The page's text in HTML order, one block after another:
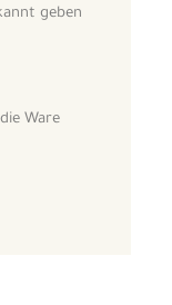
geben
Ware